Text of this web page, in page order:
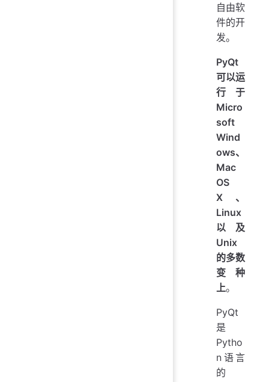
自由软
件的开
发。
PyQt
可以运
行于
Micro
soft
Wind
ows、
Mac
OS
X、
Linux
以及
Unix
的多数
变种
上。
PyQt
是
Pytho
n语言
的